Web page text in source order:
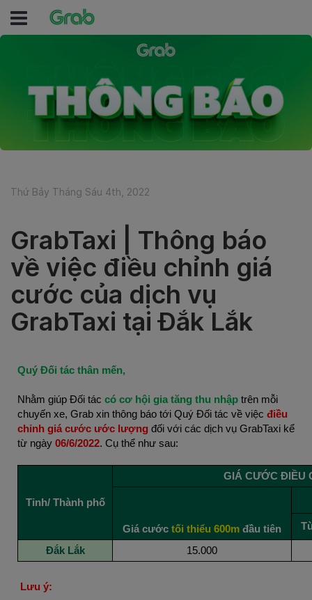
Thứ Bảy Tháng Sáu 4th, 2022
GrabTaxi | Thông báo
về việc điều chỉnh giá
cước của dịch vụ
GrabTaxi tại Đắk Lắk
Quý Đối tác thân mến,
Nhằm giúp Đối tác có cơ hội gia tăng thu nhập trên mỗi
chuyến xe, Grab xin thông báo tới Quý Đối tác về việc điều
chỉnh giá cước ước lượng đối với các dịch vụ GrabTaxi kể
từ ngày 06/6/2022. Cụ thể như sau:
Tỉnh/ Thành phố
GIÁ CƯỚC ĐIỀU
Giá cước tối thiểu 600m đầu tiên
Đắk Lắk 15.000
Lưu ý: